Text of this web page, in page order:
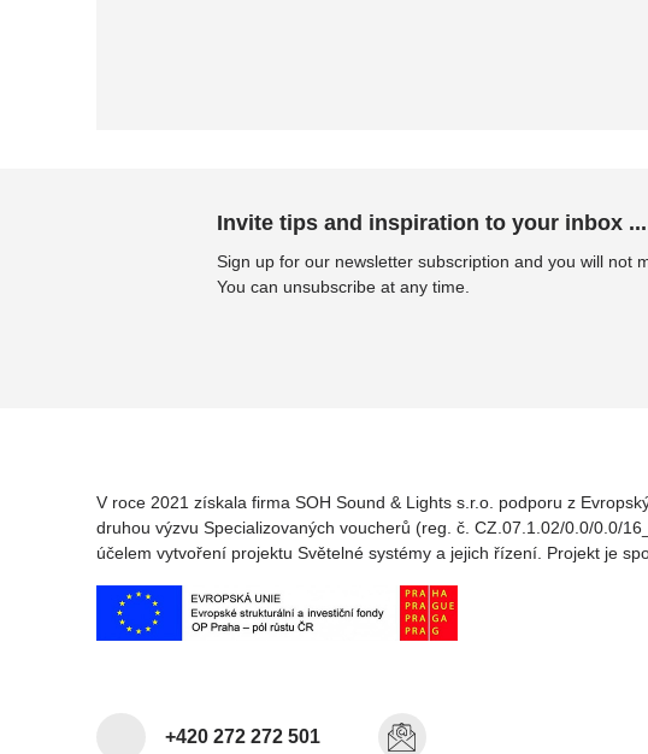
Invite tips and inspiration to your inbox ...
Sign up for our newsletter subscription and you will not
You can unsubscribe at any time.
V roce 2021 získala firma SOH Sound & Lights s.r.o. podporu z
druhou výzvu Specializovaných voucherů (reg. č. CZ.07.1.02/0.0/0.0/
účelem vytvoření projektu Světelné systémy a jejich řízení. Projekt je
+420 272 272 501